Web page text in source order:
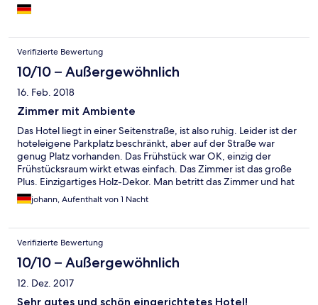
Verifizierte Bewertung
10/10 – Außergewöhnlich
16. Feb. 2018
Zimmer mit Ambiente
Das Hotel liegt in einer Seitenstraße, ist also ruhig. Leider ist der
hoteleigene Parkplatz beschränkt, aber auf der Straße war
genug Platz vorhanden. Das Frühstück war OK, einzig der
Frühstücksraum wirkt etwas einfach. Das Zimmer ist das große
Plus. Einzigartiges Holz-Dekor. Man betritt das Zimmer und hat
ein "Wald-Gefühl"; es riecht auch nach Holz. Wirklich
empfehlenswert. Der Ort hat ein nettes und lebhaftes Zentrum.
Allem hervorragend geeignet. Man kann zu Fuß vom Hotel ins
Zentrum, und dennoch liegt das Quartier sehr ruhig.
johann, Aufenthalt von 1 Nacht
Verifizierte Bewertung
10/10 – Außergewöhnlich
12. Dez. 2017
Sehr gutes und schön eingerichtetes Hotel!